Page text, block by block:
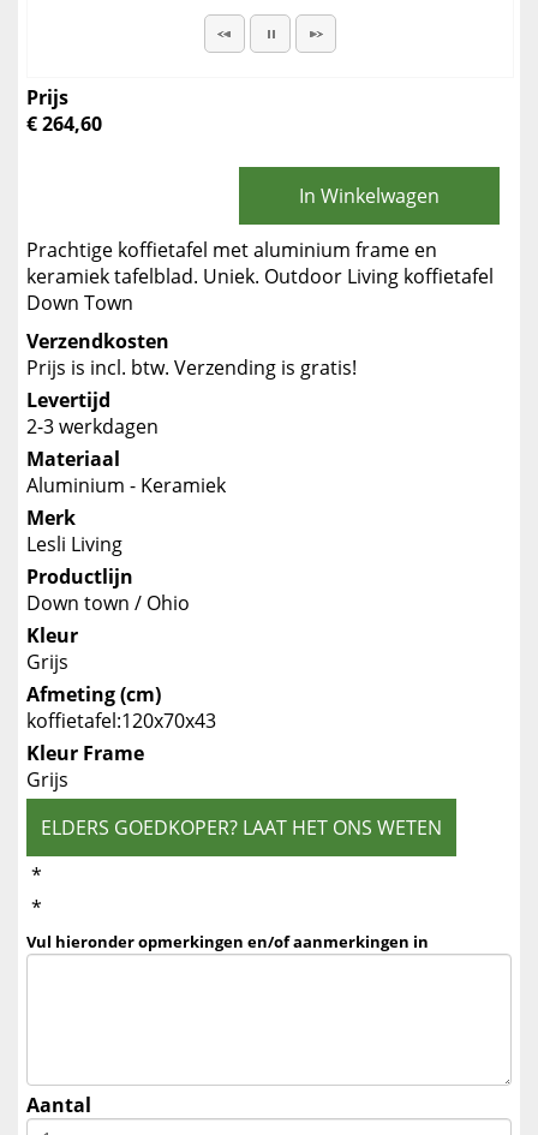
Prijs
€ 264,60
In Winkelwagen
Prachtige koffietafel met aluminium frame en
keramiek tafelblad. Uniek. Outdoor Living koffietafel
Down Town
Verzendkosten
Prijs is incl. btw. Verzending is gratis!
Levertijd
2-3 werkdagen
Materiaal
Aluminium - Keramiek
Merk
Lesli Living
Productlijn
Down town / Ohio
Kleur
Grijs
Afmeting (cm)
koffietafel:120x70x43
Kleur Frame
Grijs
ELDERS GOEDKOPER? LAAT HET ONS WETEN
*
*
Vul hieronder opmerkingen en/of aanmerkingen in
Aantal